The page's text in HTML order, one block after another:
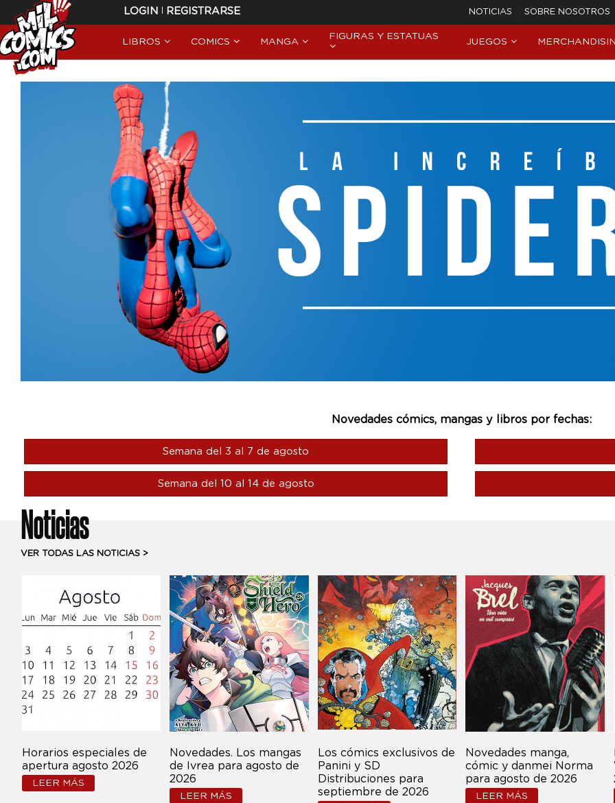
LOGIN | REGISTRARSE NOTICIAS SOBRE NOSOTROS
LIBROS COMICS MANGA
FIGURAS Y ESTATUAS
JUEGOS
Novedades cómics, mangas y libros por fechas:
Semana del 3 al 7 de agosto
Semana del 10 al 14 de agosto
Noticias
VER TODAS LAS NOTICIAS >
Horarios especiales de
apertura agosto 2026
LEER MÁS
Novedades. Los mangas
de Ivrea para agosto de
2026
LEER MÁS
Los cómics exclusivos de
Panini y SD
Distribuciones para
septiembre de 2026
Novedades manga,
cómic y danmei Norma
para agosto de 2026
LEER MÁS